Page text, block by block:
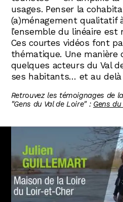
usages. Penser la
(a)ménagement qualitatif
l’ensemble du linéaire est
Ces courtes vidéos font
thématique. Une manière
quelques acteurs du Val
ses habitants… et au delà
Retrouvez les témoignages de
"Gens du Val de Loire" : Gens